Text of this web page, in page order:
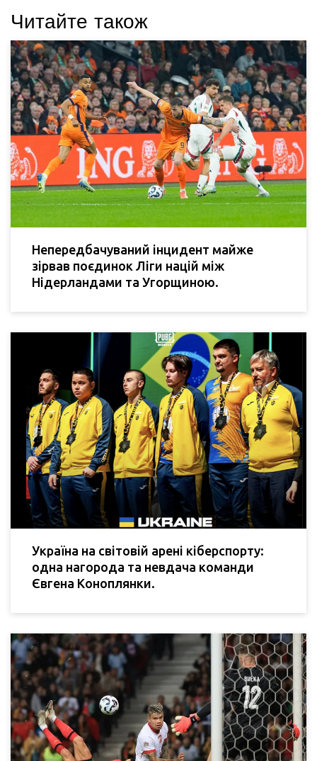
Читайте також
Непередбачуваний інцидент майже
зірвав поєдинок Ліги націй між
Нідерландами та Угорщиною.
Україна на світовій арені кіберспорту:
одна нагорода та невдача команди
Євгена Коноплянки.